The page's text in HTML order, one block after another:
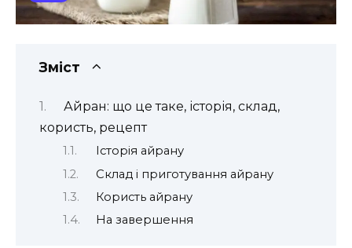
Зміст
Айран: що це таке, історія, склад,
користь, рецепт
Історія айрану
Склад і приготування айрану
Користь айрану
На завершення